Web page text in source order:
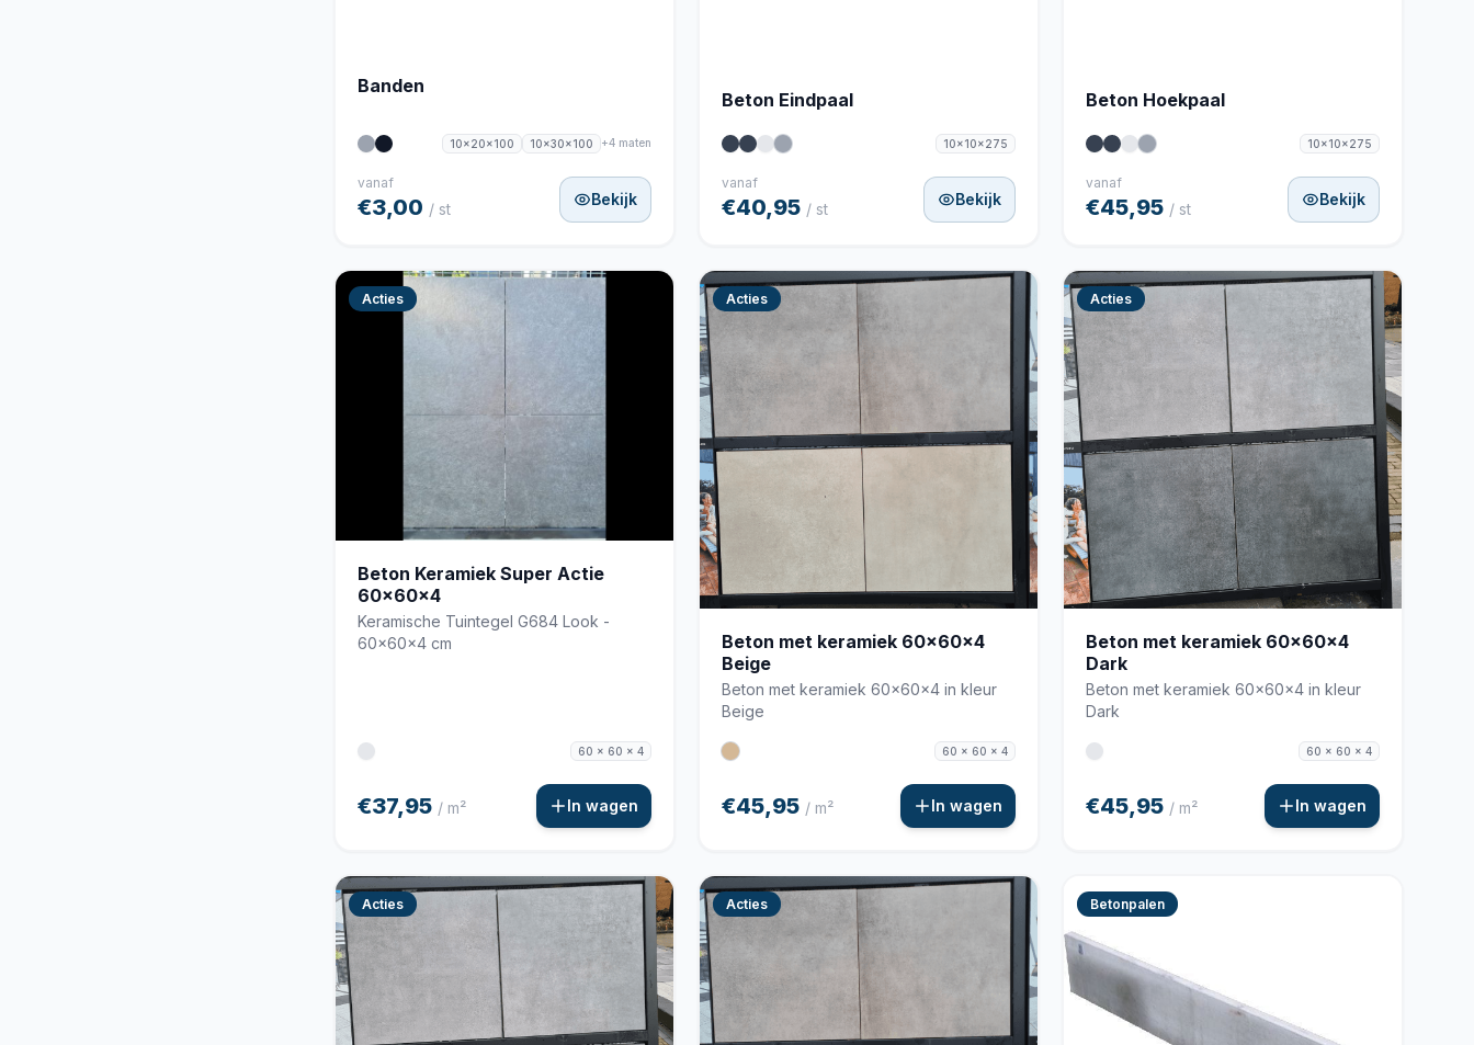
Banden
10x20x100 10x30x100 +4 maten
vanaf
€3,00 / st
Bekijk
Beton Eindpaal
10x10x275
vanaf
€40,95 / st
Bekijk
Beton Hoekpaal
10x10x275
vanaf
€45,95 / st
Bekijk
Acties
Beton Keramiek Super Actie
60x60x4
Keramische Tuintegel G684 Look -
60x60x4 cm
60 x 60 x 4
€37,95 / m² In wagen
Acties
Beton met keramiek 60x60x4
Beige
Beton met keramiek 60x60x4 in kleur
Beige
60 x 60 x 4
€45,95 / m² In wagen
Acties
Beton met keramiek 60x60x4
Dark
Beton met keramiek 60x60x4 in kleur
Dark
60 x 60 x 4
€45,95 / m² In wagen
Acties Acties Betonpalen